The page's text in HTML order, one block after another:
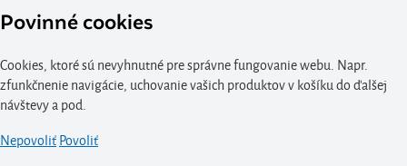
Povinné cookies
Cookies, ktoré sú nevyhnutné pre správne fungovanie webu. Napr.
zfunkčnenie navigácie, uchovanie vašich produktov v košíku do ďalšej
návštevy a pod.
NepovoliťPovoliť